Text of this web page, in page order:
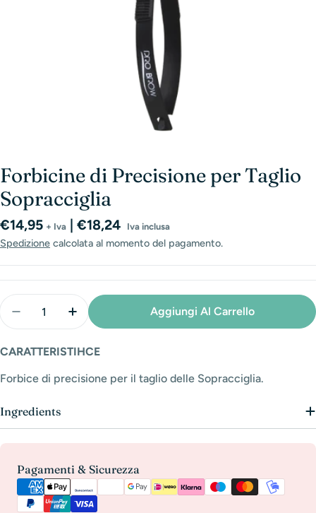
Forbicine di Precisione per Taglio
Sopracciglia
Prezzo
normale
€14,95 + Iva | €18,24 Iva inclusa
Spedizione calcolata al momento del pagamento.
Diminuisci La Quantità Per Forbicine Di Precisione
Aumenta La Quantità Per Forbicine Di
Aggiungi Al Carrello
CARATTERISTIHCE
Forbice di precisione per il taglio delle Sopracciglia.
Ingredients
Pagamenti & Sicurezza
Metodi
pagamento